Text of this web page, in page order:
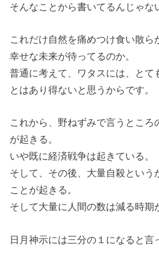
そんなことから書いてるんじゃな
これだけ自然を痛めつけ食い散ら
幸せな未来が待ってるのか。
普通に考えて、ワタスには、とて
とはあり得ないと思うからです。
これから、野ねずみで言うところ
が起きる。
いや既に経済戦争は起きている。
そして、その後、大量自殺という
ことが起きる。
そして大量に人間の数は減る時期
日月神示には三分の１になると言